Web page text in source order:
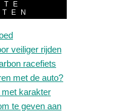
veiliger rijden
racefiets
met de auto?
met karakter
te geven aan